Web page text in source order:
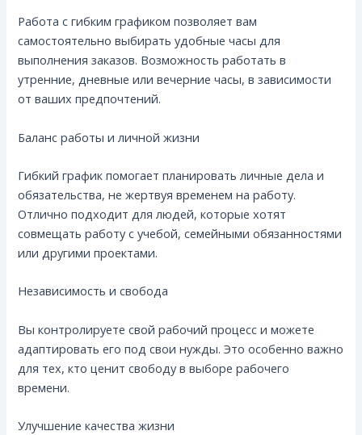
Работа с гибким графиком позволяет вам
самостоятельно выбирать удобные часы для
выполнения заказов. Возможность работать в
утренние, дневные или вечерние часы, в зависимости
от ваших предпочтений.
Баланс работы и личной жизни
Гибкий график помогает планировать личные дела и
обязательства, не жертвуя временем на работу.
Отлично подходит для людей, которые хотят
совмещать работу с учебой, семейными обязанностями
или другими проектами.
Независимость и свобода
Вы контролируете свой рабочий процесс и можете
адаптировать его под свои нужды. Это особенно важно
для тех, кто ценит свободу в выборе рабочего
времени.
Улучшение качества жизни